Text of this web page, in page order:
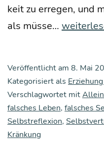
keit zu erre­gen, und
als müs­se… Über
men­
hang
zwi­
schen
Veröffentlicht am 8. Mai
Kategorisiert als
Verschlagwortet mit
falsches Leben, falsches
Selbstreflexion,
Kränkung